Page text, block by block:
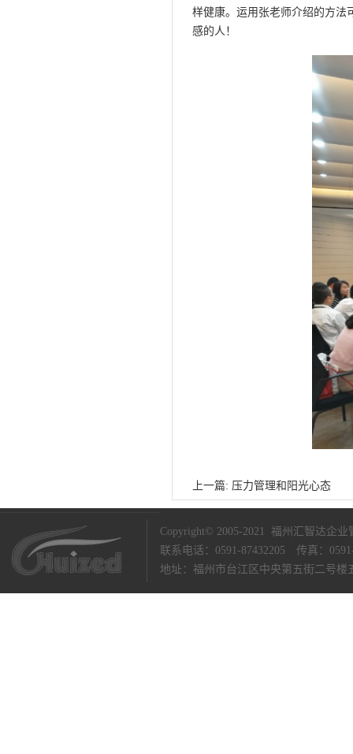
样健康。运用张老师介绍的方法
感的人！
上一篇: 压力管理和阳光心态
Copyright© 2005-2021 福州汇智达企
联系电话：0591-87432205 传真：
地址：福州市台江区 中央第五街二号